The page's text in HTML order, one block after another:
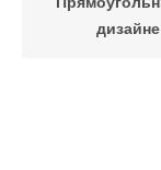
дизайне